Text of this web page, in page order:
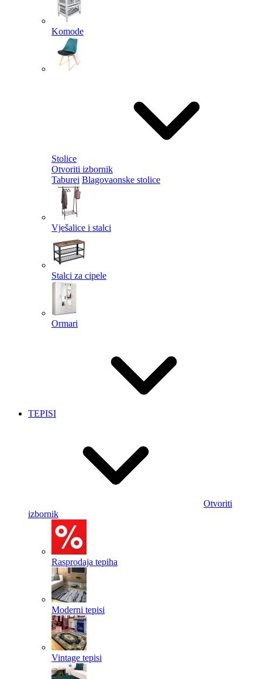
Komode
Stolice
Otvoriti izbornik
Taburei Blagovaonske stolice
Vješalice i stalci
Stalci za cipele
Ormari
TEPISI
Otvoriti
izbornik
Rasprodaja tepiha
Moderni tepisi
Vintage tepisi